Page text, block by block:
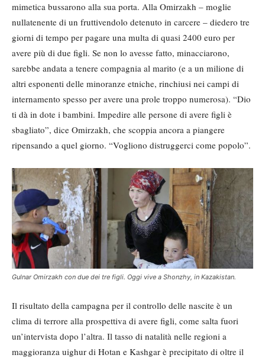
mimetica bussarono alla sua porta. Alla Omirzakh – moglie
nullatenente di un fruttivendolo detenuto in carcere – diedero tre
giorni di tempo per pagare una multa di quasi 2400 euro per
avere più di due figli. Se non lo avesse fatto, minacciarono,
sarebbe andata a tenere compagnia al marito (e a un milione di
altri esponenti delle minoranze etniche, rinchiusi nei campi di
internamento spesso per avere una prole troppo numerosa). “Dio
ti dà in dote i bambini. Impedire alle persone di avere figli è
sbagliato”, dice Omirzakh, che scoppia ancora a piangere
ripensando a quel giorno. “Vogliono distruggerci come popolo”.
Gulnar Omirzakh con due dei tre figli. Oggi vive a Shonzhy, in Kazakistan.
Il risultato della campagna per il controllo delle nascite è un
clima di terrore alla prospettiva di avere figli, come salta fuori
un’intervista dopo l’altra. Il tasso di natalità nelle regioni a
maggioranza uighur di Hotan e Kashgar è precipitato di oltre il